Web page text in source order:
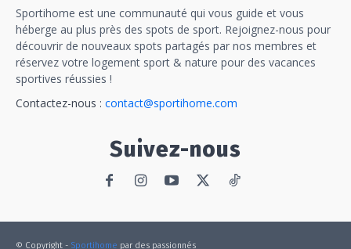
Sportihome est une communauté qui vous guide et vous
héberge au plus près des spots de sport. Rejoignez-nous pour
découvrir de nouveaux spots partagés par nos membres et
réservez votre logement sport & nature pour des vacances
sportives réussies !
Contactez-nous : contact@sportihome.com
Suivez-nous
© Copyright - Sportihome par des passionnés